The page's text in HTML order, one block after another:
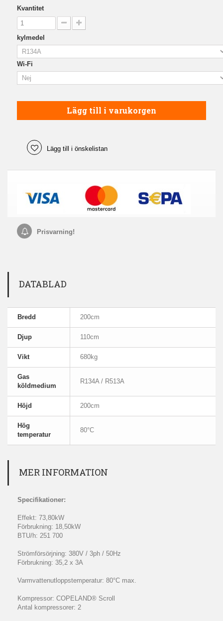
Kvantitet
kylmedel
Wi-Fi
Lägg till i varukorgen
Lägg till i önskelistan
Prisvarning!
DATABLAD
Bredd 200cm
Djup 110cm
Vikt 680kg
Gas
köldmedium
R134A / R513A
Höjd 200cm
Hög
temperatur
80°C
MER INFORMATION
Specifikationer:
Effekt: 73,80kW
Förbrukning: 18,50kW
BTU/h: 251 700
Strömförsörjning: 380V / 3ph / 50Hz
Förbrukning: 35,2 x 3A
Varmvattenutloppstemperatur: 80°C max.
Kompressor: COPELAND® Scroll
Antal kompressorer: 2